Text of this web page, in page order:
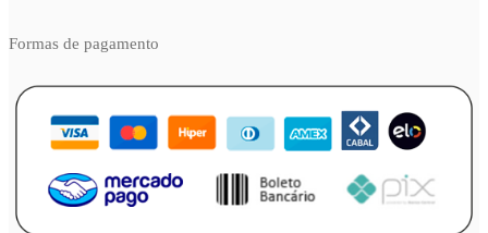
Formas de pagamento